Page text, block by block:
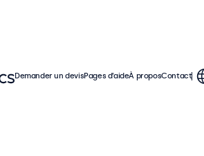
Demander un devisPages d’aideÀ proposContact